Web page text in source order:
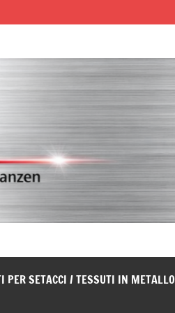
SETACCI / TESSUTI IN METALLO